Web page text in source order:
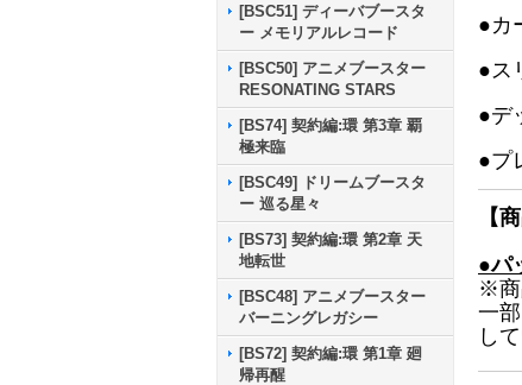
[BSC51] ディーバブースタ
ー メモリアルレコード
[BSC50] アニメブースター
RESONATING STARS
[BS74] 契約編:環 第3章 覇
極来臨
[BSC49] ドリームブースタ
ー 巡る星々
[BS73] 契約編:環 第2章 天
地転世
[BSC48] アニメブースター
バーニングレガシー
[BS72] 契約編:環 第1章 廻
帰再醒
●カ
●ス
●デ
●プ
【
●パ
※商
一
し